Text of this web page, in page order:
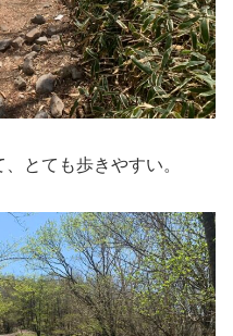
とても歩きやすい。